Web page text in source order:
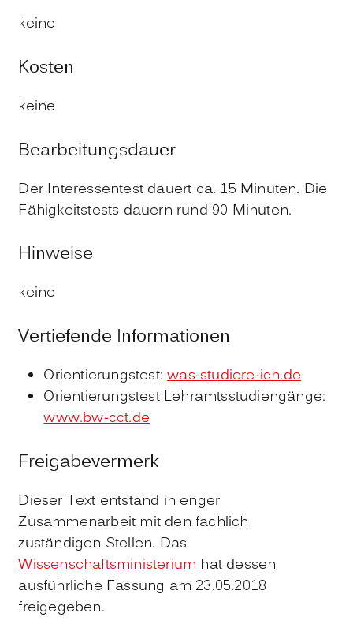
keine
Kosten
keine
Bearbeitungsdauer
Der Interessentest dauert ca. 15 Minuten. Die
Fähigkeitstests dauern rund 90 Minuten.
Hinweise
keine
Vertiefende Informationen
Orientierungstest:was-studiere-ich.de
Orientierungstest Lehramtsstudiengänge:
www.bw-cct.de
Freigabevermerk
Dieser Text entstand in enger
Zusammenarbeit mit den fachlich
zuständigen Stellen. Das
Wissenschaftsministeriumhat dessen
ausführliche Fassung am 23.05.2018
freigegeben.